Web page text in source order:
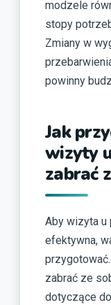
modzele
stopy
Zmiany w
powinny
Jak
wizyty
zabrać
Aby wizyta u
efektywna,
zabrać ze
dotyczące